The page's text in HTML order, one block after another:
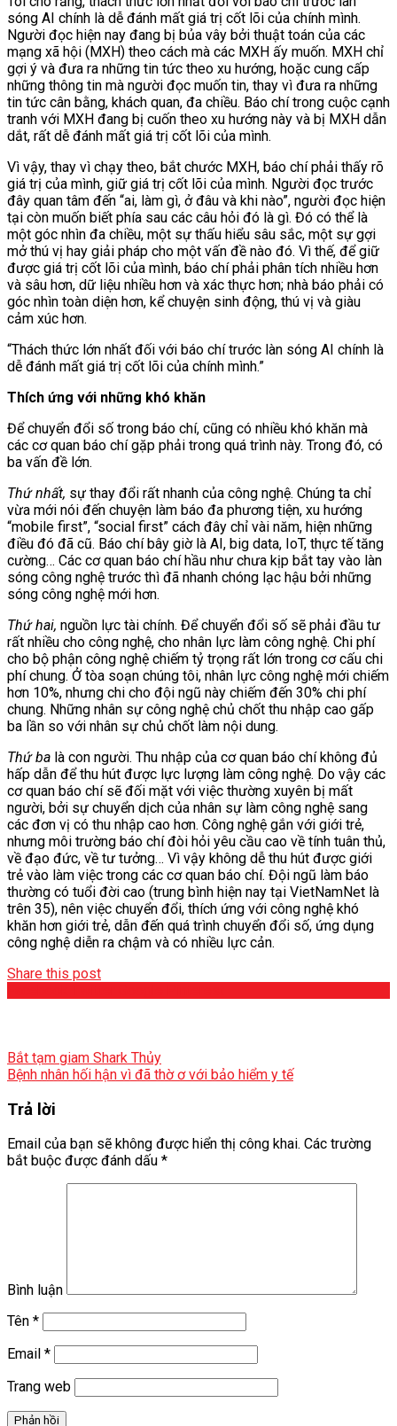
sóng AI chính là dễ đánh mất giá trị cốt lõi của chính mình.
Người đọc hiện nay đang bị bủa vây bởi thuật toán của các
mạng xã hội (MXH) theo cách mà các MXH ấy muốn. MXH chỉ
gợi ý và đưa ra những tin tức theo xu hướng, hoặc cung cấp
những thông tin mà người đọc muốn tin, thay vì đưa ra những
tin tức cân bằng, khách quan, đa chiều. Báo chí trong cuộc cạnh
tranh với MXH đang bị cuốn theo xu hướng này và bị MXH dẫn
dắt, rất dễ đánh mất giá trị cốt lõi của mình.
Vì vậy, thay vì chạy theo, bắt chước MXH, báo chí phải thấy rõ
giá trị của mình, giữ giá trị cốt lõi của mình. Người đọc trước
đây quan tâm đến “ai, làm gì, ở đâu và khi nào”, người đọc hiện
tại còn muốn biết phía sau các câu hỏi đó là gì. Đó có thể là
một góc nhìn đa chiều, một sự thấu hiểu sâu sắc, một sự gợi
mở thú vị hay giải pháp cho một vấn đề nào đó. Vì thế, để giữ
được giá trị cốt lõi của mình, báo chí phải phân tích nhiều hơn
và sâu hơn, dữ liệu nhiều hơn và xác thực hơn; nhà báo phải có
góc nhìn toàn diện hơn, kể chuyện sinh động, thú vị và giàu
cảm xúc hơn.
“Thách thức lớn nhất đối với báo chí trước làn sóng AI chính là
dễ đánh mất giá trị cốt lõi của chính mình.”
Thích ứng với những khó khăn
Để chuyển đổi số trong báo chí, cũng có nhiều khó khăn mà
các cơ quan báo chí gặp phải trong quá trình này. Trong đó, có
ba vấn đề lớn.
Thứ nhất, sự thay đổi rất nhanh của công nghệ. Chúng ta chỉ
vừa mới nói đến chuyện làm báo đa phương tiện, xu hướng
“mobile first”, “social first” cách đây chỉ vài năm, hiện những
điều đó đã cũ. Báo chí bây giờ là AI, big data, IoT, thực tế tăng
cường… Các cơ quan báo chí hầu như chưa kịp bắt tay vào làn
sóng công nghệ trước thì đã nhanh chóng lạc hậu bởi những
sóng công nghệ mới hơn.
Thứ hai, nguồn lực tài chính. Để chuyển đổi số sẽ phải đầu tư
rất nhiều cho công nghệ, cho nhân lực làm công nghệ. Chi phí
cho bộ phận công nghệ chiếm tỷ trọng rất lớn trong cơ cấu chi
phí chung. Ở tòa soạn chúng tôi, nhân lực công nghệ mới chiếm
hơn 10%, nhưng chi cho đội ngũ này chiếm đến 30% chi phí
chung. Những nhân sự công nghệ chủ chốt thu nhập cao gấp
ba lần so với nhân sự chủ chốt làm nội dung.
Thứ ba là con người. Thu nhập của cơ quan báo chí không đủ
hấp dẫn để thu hút được lực lượng làm công nghệ. Do vậy các
cơ quan báo chí sẽ đối mặt với việc thường xuyên bị mất
người, bởi sự chuyển dịch của nhân sự làm công nghệ sang
các đơn vị có thu nhập cao hơn. Công nghệ gắn với giới trẻ,
nhưng môi trường báo chí đòi hỏi yêu cầu cao về tính tuân thủ,
về đạo đức, về tư tưởng… Vì vậy không dễ thu hút được giới
trẻ vào làm việc trong các cơ quan báo chí. Đội ngũ làm báo
thường có tuổi đời cao (trung bình hiện nay tại VietNamNet là
trên 35), nên việc chuyển đổi, thích ứng với công nghệ khó
khăn hơn giới trẻ, dẫn đến quá trình chuyển đổi số, ứng dụng
công nghệ diễn ra chậm và có nhiều lực cản.
Share this post
Bắt tạm giam Shark Thủy
Bệnh nhân hối hận vì đã thờ ơ với bảo hiểm y tế
Trả lời
Email của bạn sẽ không được hiển thị công khai. Các trường
bắt buộc được đánh dấu *
Bình luận
Tên *
Email *
Trang web